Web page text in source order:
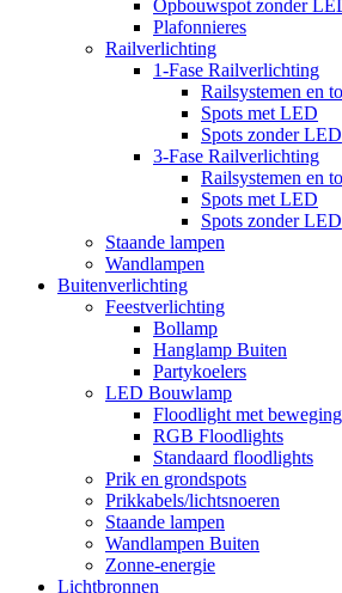
Opbouwspot zonder
Plafonnieres
Railverlichting
1-Fase Railverlichting
Railsystemen en
Spots met LED
Spots zonder LED
3-Fase Railverlichting
Railsystemen en
Spots met LED
Spots zonder LED
Staande lampen
Wandlampen
Buitenverlichting
Feestverlichting
Bollamp
Hanglamp Buiten
Partykoelers
LED Bouwlamp
Floodlight met
RGB Floodlights
Standaard floodlights
Prik en grondspots
Prikkabels/lichtsnoeren
Staande lampen
Wandlampen Buiten
Zonne-energie
Lichtbronnen